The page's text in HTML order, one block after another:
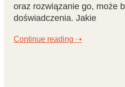
oraz rozwiązanie go, może
doświadczenia. Jakie
Continue reading ➝